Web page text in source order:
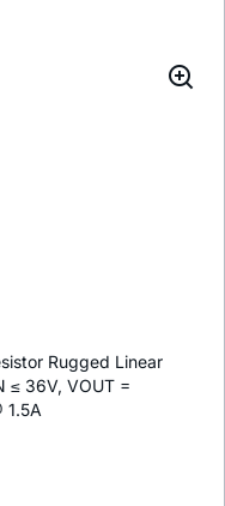
Rugged Linear
≤ 36V, VOUT =
1.5A